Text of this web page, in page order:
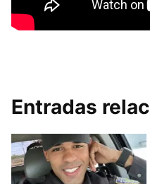
Entradas